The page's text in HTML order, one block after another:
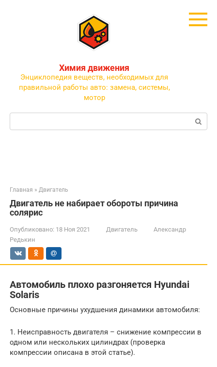
Химия движения
Энциклопедия веществ, необходимых для
правильной работы авто: замена, системы,
мотор
Поиск:
Главная » Двигатель
Двигатель не набирает обороты причина
солярис
Опубликовано: 18 Ноя 2021 Двигатель
Александр
Редькин
Автомобиль плохо разгоняется Hyundai
Solaris
Основные причины ухудшения динамики автомобиля:
1. Неисправность двигателя – снижение компрессии в
одном или нескольких цилиндрах (проверка
компрессии описана в этой статье).